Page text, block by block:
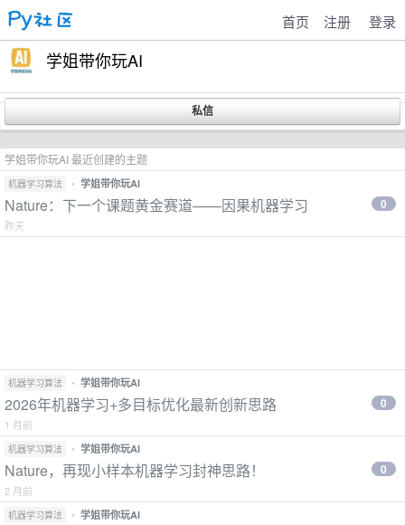
首页 注册 登录
学姐带你玩AI
学姐带你玩AI 最近创建的主题
机器学习算法 • 学姐带你玩AI
Nature：下一个课题黄金赛道——因果机器学习
昨天
0
机器学习算法 • 学姐带你玩AI
2026年机器学习+多目标优化最新创新思路
1 月前
0
机器学习算法 • 学姐带你玩AI
Nature，再现小样本机器学习封神思路！
2 月前
0
机器学习算法 • 学姐带你玩AI